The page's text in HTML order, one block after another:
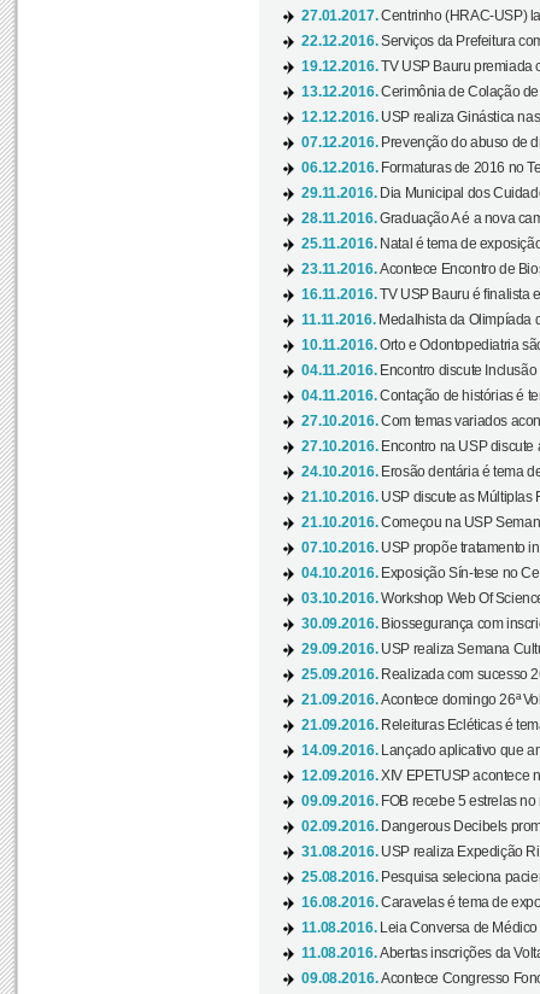
27.01.2017.Centrinho (HRAC-USP)
22.12.2016.Serviços da Prefeitura
19.12.2016.TV USP Bauru premiada
13.12.2016.Cerimônia de Colação
12.12.2016. USP realiza Ginástica
07.12.2016. Prevenção do abuso de
06.12.2016. Formaturas de 2016 no
29.11.2016. Dia Municipal dos
28.11.2016.Graduação A é a nova
25.11.2016. Natal é tema de
23.11.2016.Acontece Encontro de
16.11.2016.TV USP Bauru é finalista
11.11.2016. Medalhista da Olimpíada
10.11.2016.Orto e Odontopediatria
04.11.2016. Encontro discute
04.11.2016.Contação de histórias é
27.10.2016.Com temas variados
27.10.2016. Encontro na USP discute
24.10.2016. Erosão dentária é tema
21.10.2016. USP discute as Múltiplas
21.10.2016.Começou na USP
07.10.2016. USP propõe tratamento
04.10.2016. Exposição Sín-tese no
03.10.2016.Workshop Web Of
30.09.2016. Biossegurança com
29.09.2016. USP realiza Semana
25.09.2016. Realizada com sucesso
21.09.2016.Acontece domingo 26ª
21.09.2016. Releituras Ecléticas é
14.09.2016.
Lançado aplicativo que
12.09.2016.XIV EPETUSP acontece
09.09.2016. FOB recebe 5 estrelas
02.09.2016. Dangerous Decibels
31.08.2016. USP realiza Expedição
25.08.2016. Pesquisa seleciona
16.08.2016.Caravelas é tema de
11.08.2016.
Leia Conversa de
11.08.2016.Abertas inscrições da
09.08.2016.Acontece Congresso